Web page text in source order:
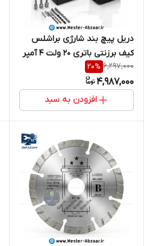
دریل پیچ بند شارژی براشلس
کیف برزنتی باتری 20 ولت 4 آمپر
ویوارکس با گارانتی سری سریال
VIVAREX 2010BLX باطری بزرگ
6,297,000
20%
4,987,000
افزودن به سبد